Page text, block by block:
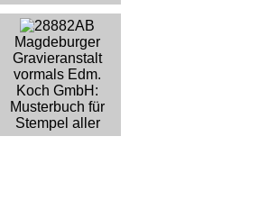
Magdeburger
Gravieranstalt
vormals Edm.
Koch GmbH:
Musterbuch für
Stempel aller